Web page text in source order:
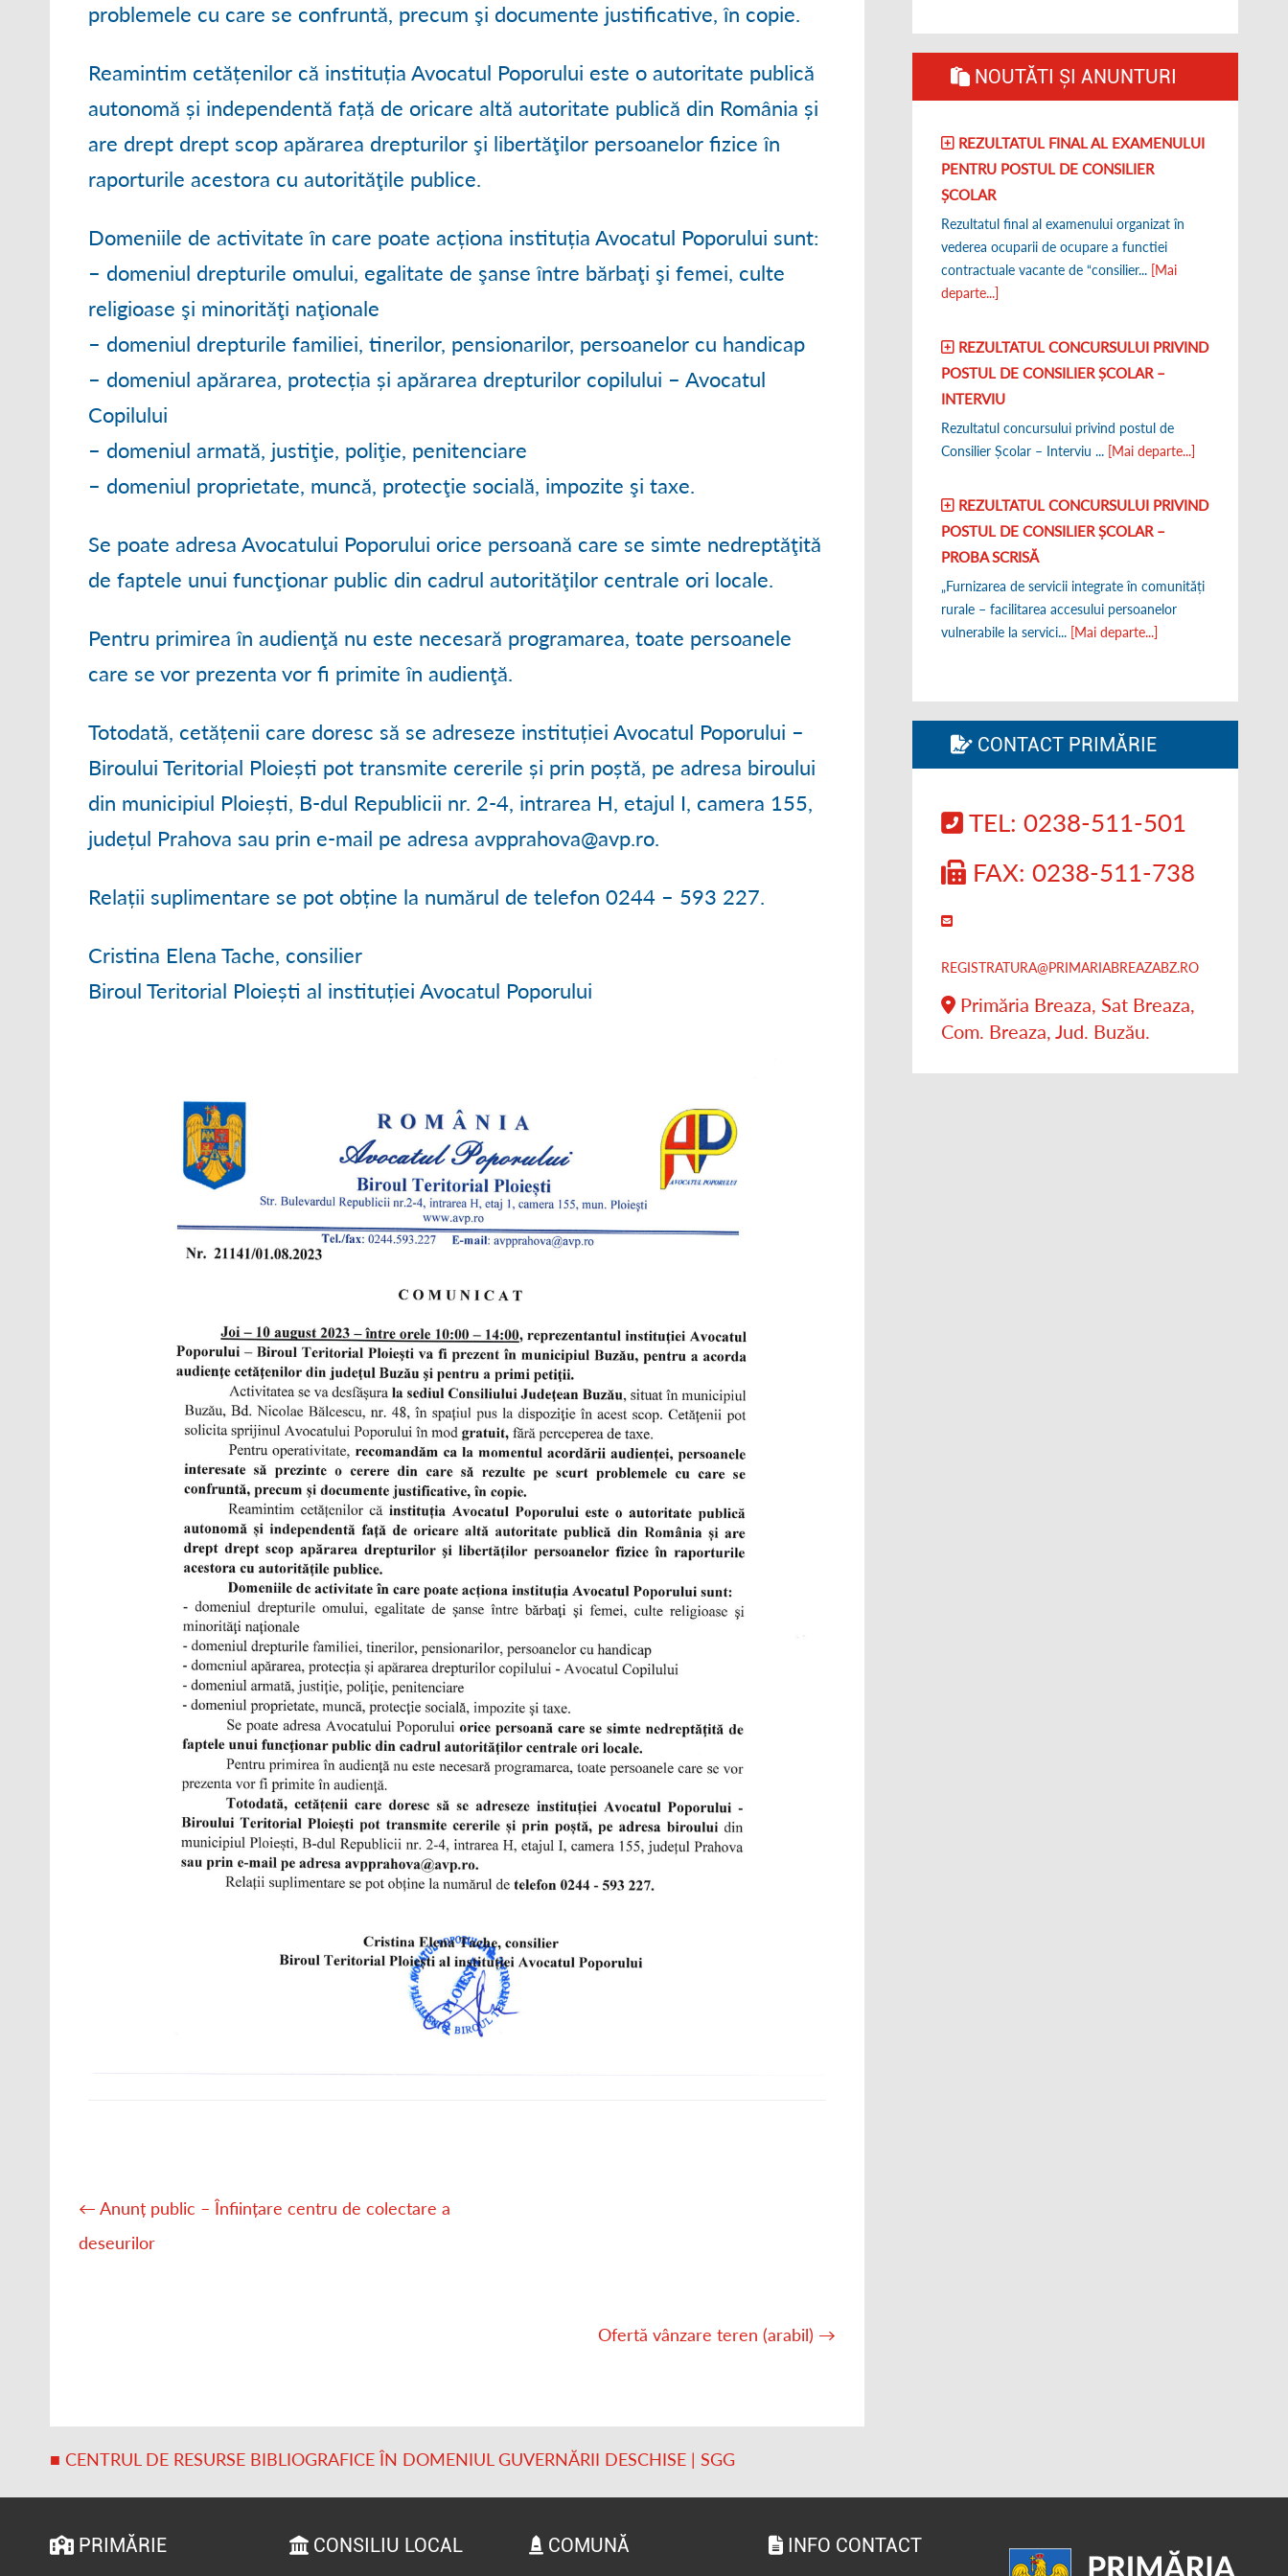
problemele cu care se confruntă, precum şi documente justificative, în copie.
Reamintim cetățenilor că instituția Avocatul Poporului este o autoritate publică
autonomă și independentă față de oricare altă autoritate publică din România și
are drept drept scop apărarea drepturilor şi libertăţilor persoanelor fizice în
raporturile acestora cu autorităţile publice.
Domeniile de activitate în care poate acționa instituția Avocatul Poporului sunt:
– domeniul drepturile omului, egalitate de şanse între bărbaţi şi femei, culte
religioase şi minorităţi naţionale
– domeniul drepturile familiei, tinerilor, pensionarilor, persoanelor cu handicap
– domeniul apărarea, protecția și apărarea drepturilor copilului – Avocatul
Copilului
– domeniul armată, justiţie, poliţie, penitenciare
– domeniul proprietate, muncă, protecţie socială, impozite şi taxe.
Se poate adresa Avocatului Poporului orice persoană care se simte nedreptăţită
de faptele unui funcţionar public din cadrul autorităţilor centrale ori locale.
Pentru primirea în audienţă nu este necesară programarea, toate persoanele
care se vor prezenta vor fi primite în audienţă.
Totodată, cetățenii care doresc să se adreseze instituției Avocatul Poporului –
Biroului Teritorial Ploiești pot transmite cererile și prin poștă, pe adresa biroului
din municipiul Ploiești, B-dul Republicii nr. 2-4, intrarea H, etajul I, camera 155,
județul Prahova sau prin e-mail pe adresa avpprahova@avp.ro.
Relații suplimentare se pot obține la numărul de telefon 0244 – 593 227.
Cristina Elena Tache, consilier
Biroul Teritorial Ploiești al instituției Avocatul Poporului
← Anunț public – Înființare centru de colectare a
deseurilor
Ofertă vânzare teren (arabil) →
NOUTĂTI ȘI ANUNTURI
REZULTATUL FINAL AL EXAMENULUI
PENTRU POSTUL DE CONSILIER
ȘCOLAR
Rezultatul final al examenului organizat în
vederea ocuparii de ocupare a functiei
contractuale vacante de “consilier... [Mai
departe...]
REZULTATUL CONCURSULUI PRIVIND
POSTUL DE CONSILIER ȘCOLAR –
INTERVIU
Rezultatul concursului privind postul de
Consilier Școlar – Interviu ... [Mai departe...]
REZULTATUL CONCURSULUI PRIVIND
POSTUL DE CONSILIER ȘCOLAR –
PROBA SCRISĂ
„Furnizarea de servicii integrate în comunități
rurale – facilitarea accesului persoanelor
vulnerabile la servici... [Mai departe...]
CONTACT PRIMĂRIE
TEL: 0238-511-501
FAX: 0238-511-738
REGISTRATURA@PRIMARIABREAZABZ.RO
Primăria Breaza, Sat Breaza,
Com. Breaza, Jud. Buzău.
■ CENTRUL DE RESURSE BIBLIOGRAFICE ÎN DOMENIUL GUVERNĂRII DESCHISE | SGG
PRIMĂRIE CONSILIU LOCAL COMUNĂ INFO CONTACT